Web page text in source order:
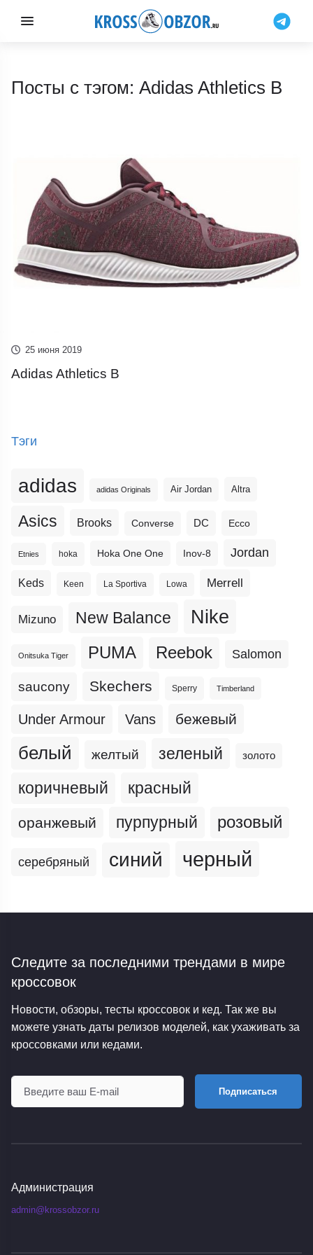
Посты с тэгом: Adidas Athletics B
25 июня 2019
Adidas Athletics B
Тэги
adidas adidas Originals Air Jordan Altra
Asics Brooks Converse DC Ecco
Etnies hoka Hoka One One Inov-8 Jordan
Keds Keen La Sportiva Lowa Merrell
Mizuno New Balance Nike
Onitsuka Tiger PUMA Reebok Salomon
saucony Skechers Sperry Timberland
Under Armour Vans бежевый
белый желтый зеленый золото
коричневый красный
оранжевый пурпурный розовый
серебряный синий черный
Следите за последними трендами в мире
кроссовок
Новости, обзоры, тесты кроссовок и кед. Так же вы
можете узнать даты релизов моделей, как ухаживать за
кроссовками или кедами.
Подписаться
Администрация
admin@krossobzor.ru